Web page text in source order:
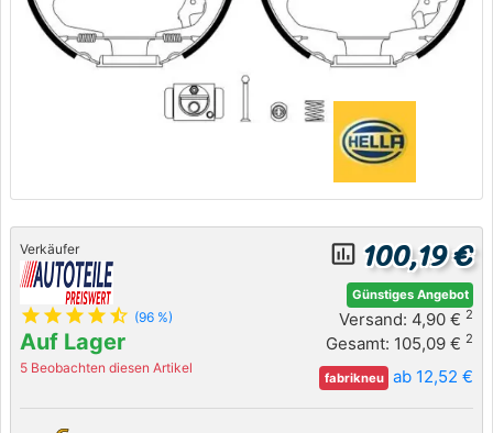
Verkäufer
star star star star star_half (96 %)
Auf Lager
5 Beobachten diesen Artikel
insert_chart_outlined 100,19 €
Günstiges Angebot
Versand: 4,90 € 2
Gesamt: 105,09 € 2
fabrikneu ab 12,52 €